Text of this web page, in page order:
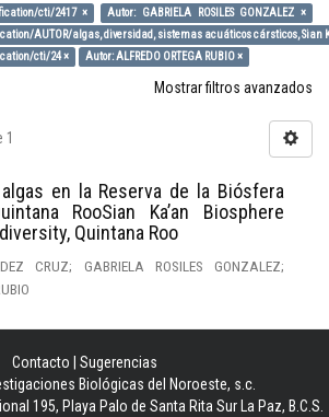
cti/2417 ×
Autor: GABRIELA ROSILES GONZALEZ ×
AUTOR/algas, diversidad, sistemas acuáticos cársticos, Sian
cti/24 ×
Autor: ALFREDO ORTEGA RUBIO ×
Mostrar filtros avanzados
en la Reserva de la Biósfera
RooSian Ka’an Biosphere
Quintana Roo
CRUZ; GABRIELA ROSILES GONZALEZ;
Contacto
Sugerencias
Biológicas del Noroeste, s.c.
195, Playa Palo de Santa Rita Sur La Paz, B.C.S.